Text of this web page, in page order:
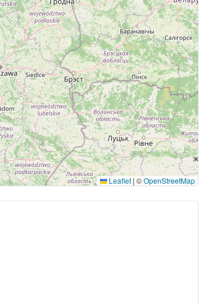
Leaflet | ©OpenStreetMap